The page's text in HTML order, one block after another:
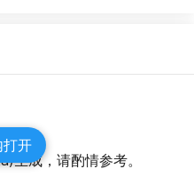
生成，请酌情参考。
开